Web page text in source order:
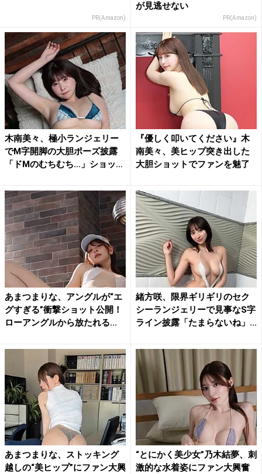
PR(Amazon)
が見逃せない
PR(Amazon)
木南美々、極小ランジェリー
でM字開脚の大胆ポーズ披露
「ドMのむちむち…」ショッ
『優しく叩いてください』木
南美々、美ヒップ突き出した
大胆ショットでファンを魅了
あまつまりな、アングルが“エ
グすぎる”衝撃ショット公開！
ローアングルから放たれる...
緒方咲、限界ギリギリのセク
シーランジェリーで見事なS字
ライン披露「たまらないね」...
あまつまりな、ストッキング
越しの“美ヒップ”にファン大興
“とにかく美少女”乃木結夢、刺
激的な水着姿にファン大興奮